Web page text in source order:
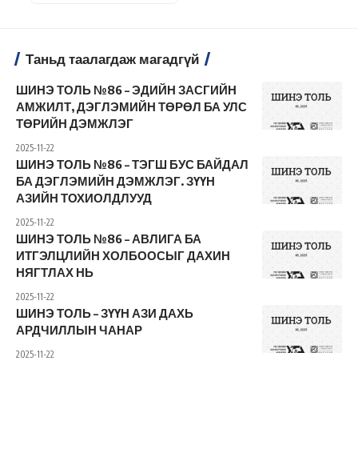
Таньд таалагдаж магадгүй
ШИНЭ ТОЛЬ №86 – ЭДИЙН ЗАСГИЙН
АМЖИЛТ, ДЭГЛЭМИЙН ТӨРӨЛ БА УЛС
ТӨРИЙН ДЭМЖЛЭГ
2025-11-22
ШИНЭ ТОЛЬ №86 – ТЭГШ БУС БАЙДАЛ
БА ДЭГЛЭМИЙН ДЭМЖЛЭГ. ЗҮҮН
АЗИЙН ТОХИОЛДЛУУД
2025-11-22
ШИНЭ ТОЛЬ №86 – АВЛИГА БА
ИТГЭЛЦЛИЙН ХОЛБООСЫГ ДАХИН
НЯГТЛАХ НЬ
2025-11-22
ШИНЭ ТОЛЬ – ЗҮҮН АЗИ ДАХЬ
АРДЧИЛЛЫН ЧАНАР
2025-11-22